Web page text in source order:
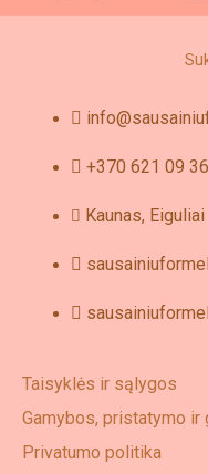
+370 621 09
Kaunas, Eiguliai
Taisyklės ir sąlygos
Gamybos, pristatymo
Privatumo politika